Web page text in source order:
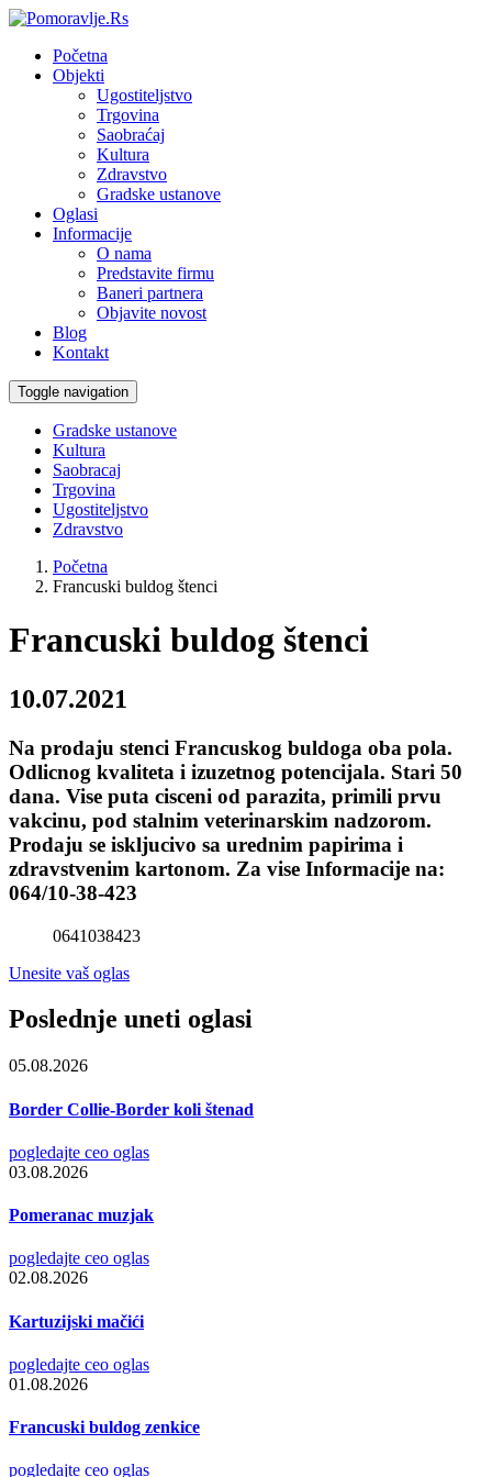
Početna
Objekti
Ugostiteljstvo
Trgovina
Saobraćaj
Kultura
Zdravstvo
Gradske ustanove
Oglasi
Informacije
O nama
Predstavite firmu
Baneri partnera
Objavite novost
Blog
Kontakt
Toggle navigation
Gradske ustanove
Kultura
Saobracaj
Trgovina
Ugostiteljstvo
Zdravstvo
Početna
Francuski buldog štenci
Francuski buldog štenci
10.07.2021
Na prodaju stenci Francuskog buldoga oba pola.
Odlicnog kvaliteta i izuzetnog potencijala. Stari 50
dana. Vise puta cisceni od parazita, primili prvu
vakcinu, pod stalnim veterinarskim nadzorom.
Prodaju se iskljucivo sa urednim papirima i
zdravstvenim kartonom. Za vise Informacije na:
064/10-38-423
0641038423
Unesite vaš oglas
Poslednje uneti oglasi
05.08.2026
Border Collie-Border koli štenad
pogledajte ceo oglas
03.08.2026
Pomeranac muzjak
pogledajte ceo oglas
02.08.2026
Kartuzijski mačići
pogledajte ceo oglas
01.08.2026
Francuski buldog zenkice
pogledajte ceo oglas